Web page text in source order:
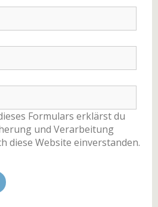
Formulars erklärst du
und Verarbeitung
diese Website einverstanden.